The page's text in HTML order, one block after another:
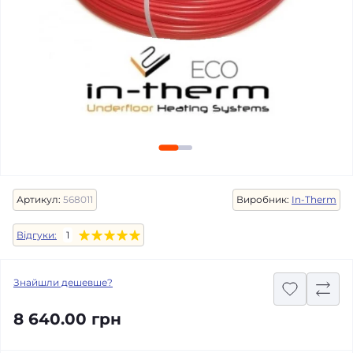
Артикул: 568011 Виробник: In-Therm
Відгуки: 1
Знайшли дешевше?
8 640.00 грн